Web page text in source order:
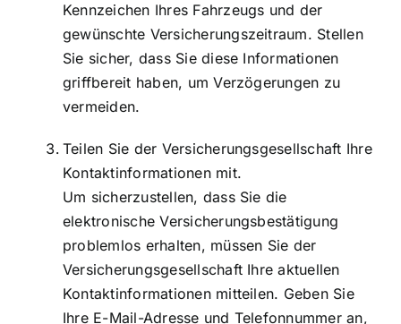
Kennzeichen Ihres Fahrzeugs und der
gewünschte Versicherungszeitraum. Stellen
Sie sicher, dass Sie diese Informationen
griffbereit haben, um Verzögerungen zu
vermeiden.
Teilen Sie der Versicherungsgesellschaft Ihre
Kontaktinformationen mit.
Um sicherzustellen, dass Sie die
elektronische Versicherungsbestätigung
problemlos erhalten, müssen Sie der
Versicherungsgesellschaft Ihre aktuellen
Kontaktinformationen mitteilen. Geben Sie
Ihre E-Mail-Adresse und Telefonnummer an,